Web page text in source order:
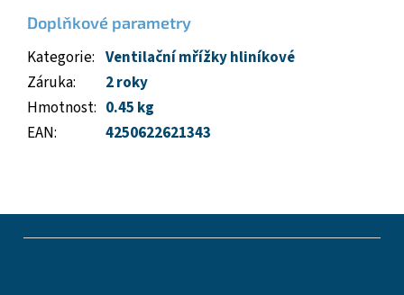
Doplňkové parametry
Kategorie: Ventilační mřížky hliníkové
Záruka:
2 roky
Hmotnost: 0.45 kg
EAN: 4250622621343